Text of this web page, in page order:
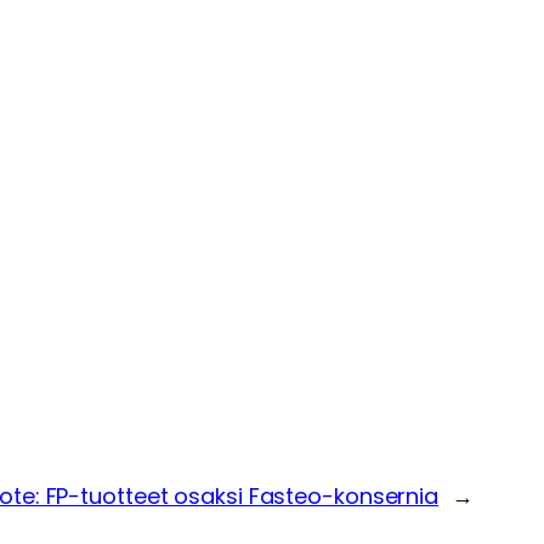
FP-tuotteet osaksi Fasteo-konsernia →